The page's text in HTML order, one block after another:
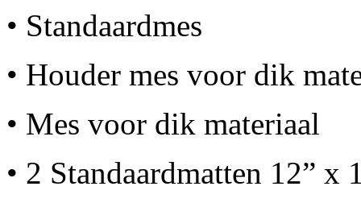
• Standaardmes
• Houder mes voor dik
• Mes voor dik materiaal
• 2 Standaardmatten 12” x